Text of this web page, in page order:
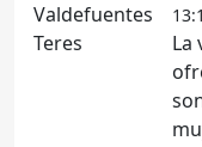
La